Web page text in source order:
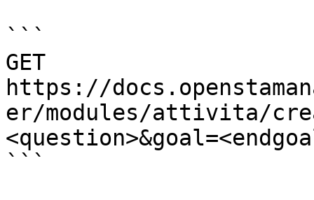
```
GET
https://
er/modules/attivita/
```